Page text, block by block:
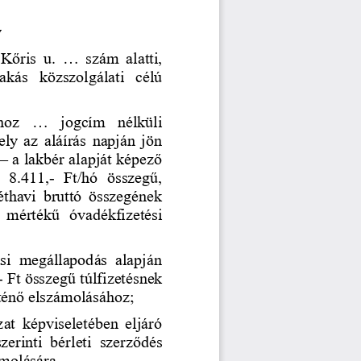
u. ... szám  alatti,
közszolgálati  célú
...
jogcím  nélküli
az aláírás napján jön
– a lakbér alapját képező
8.411,- Ft/hó  összegű,
bruttó  összegének
óvadékfizetési
megállapodás  alapján
Ft összegű túlfizetésnek
elszámolásához;
képviseletében  eljáró
bérleti  szerződés